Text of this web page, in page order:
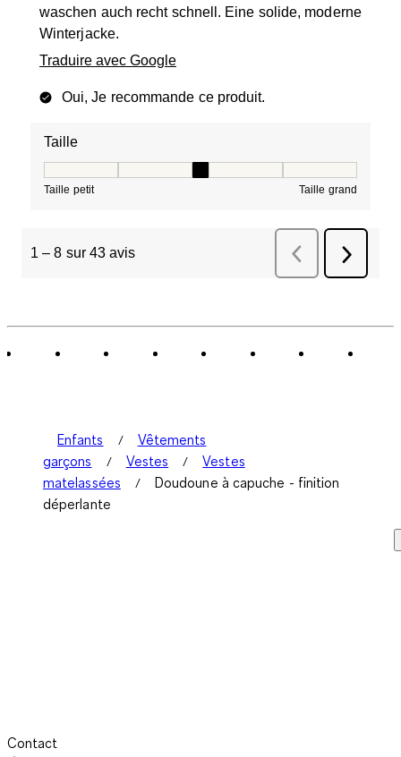
waschen auch recht schnell. Eine solide, moderne
Winterjacke.
Traduire avec Google
Oui, Je recommande ce produit.
Taille
Taille petit Taille grand
1 – 8 sur 43 avis Précédentavis
Suivant
avis
Enfants
Vêtements
garçons
Vestes
Vestes
matelassées
Doudoune à capuche - finition
déperlante
Contact